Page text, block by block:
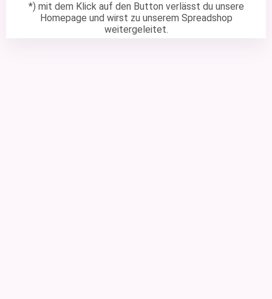
*) mit dem Klick auf den Button verlässt du unsere
Homepage und wirst zu unserem Spreadshop
weitergeleitet.